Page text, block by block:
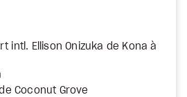
intl. Ellison Onizuka de Kona à
Coconut Grove